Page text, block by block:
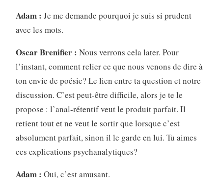
Adam : Je me demande pourquoi je suis si prudent
avec les mots.
Oscar Brenifier : Nous verrons cela later. Pour
l’instant, comment relier ce que nous venons de dire à
ton envie de poésie? Le lien entre ta question et notre
discussion. C’est peut-être difficile, alors je te le
propose : l’anal-rétentif veut le produit parfait. Il
retient tout et ne veut le sortir que lorsque c’est
absolument parfait, sinon il le garde en lui. Tu aimes
ces explications psychanalytiques?
Adam : Oui, c’est amusant.